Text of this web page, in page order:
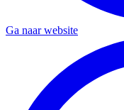
Ga naar website